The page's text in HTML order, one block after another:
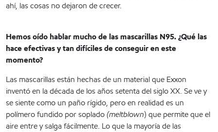
ahí, las cosas no dejaron de crecer.
Hemos oído hablar mucho de las mascarillas N95. ¿Qué las
hace efectivas y tan difíciles de conseguir en este
momento?
Las mascarillas están hechas de un material que Exxon
inventó en la década de los años setenta del siglo XX. Se ve y
se siente como un paño rígido, pero en realidad es un
polímero fundido por soplado (meltblown) que permite que el
aire entre y salga fácilmente. Lo que la mayoría de las